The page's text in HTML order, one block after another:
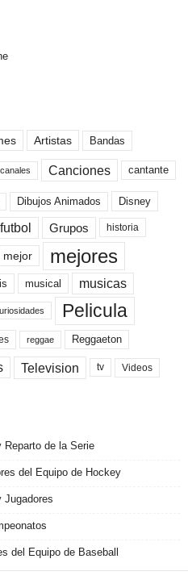
Artistas Bandas
canales Canciones cantante
Dibujos Animados Disney
futbol Grupos historia
mejor mejores
musical musicas
Pelicula
reggae Reggaeton
Television tv Videos
de la Serie
del Equipo de Hockey
Jugadores
del Equipo de Baseball